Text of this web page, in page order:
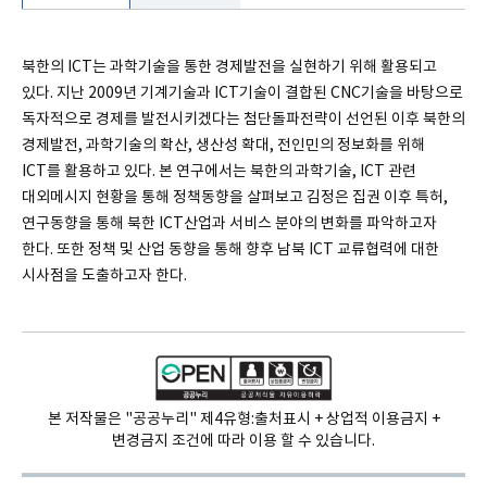
요약
북한의 ICT는 과학기술을 통한 경제발전을 실현하기 위해 활용되고
있다. 지난 2009년 기계기술과 ICT기술이 결합된 CNC기술을 바탕으로
독자적으로 경제를 발전시키겠다는 첨단돌파전략이 선언된 이후 북한의
경제발전, 과학기술의 확산, 생산성 확대, 전인민의 정보화를 위해
ICT를 활용하고 있다. 본 연구에서는 북한의 과학기술, ICT 관련
대외메시지 현황을 통해 정책동향을 살펴보고 김정은 집권 이후 특허,
연구동향을 통해 북한 ICT산업과 서비스 분야의 변화를 파악하고자
한다. 또한 정책 및 산업 동향을 통해 향후 남북 ICT 교류협력에 대한
시사점을 도출하고자 한다.
본 저작물은 "공공누리" 제4유형:출처표시 + 상업적 이용금지 +
변경금지 조건에 따라 이용 할 수 있습니다.